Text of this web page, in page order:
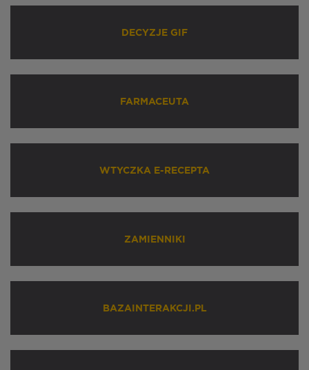
DECYZJE GIF
FARMACEUTA
WTYCZKA E-RECEPTA
ZAMIENNIKI
BAZAINTERAKCJI.PL